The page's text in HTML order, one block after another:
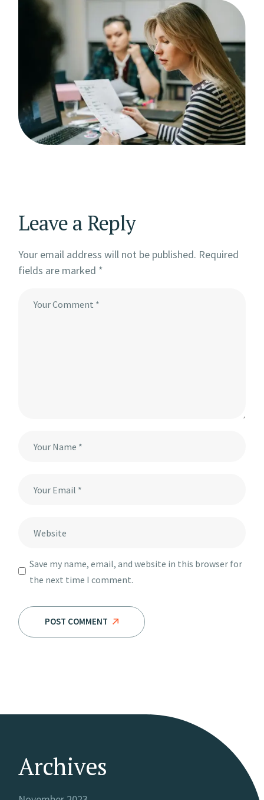
Leave a Reply
Your email address will not be published. Required
fields are marked *
Save my name, email, and website in this browser for
the next time I comment.
POST COMMENT
Archives